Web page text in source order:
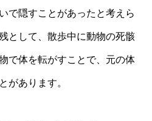
で隠すことがあったと考えら
として、散歩中に動物の死骸
で体を転がすことで、元の体
があります。